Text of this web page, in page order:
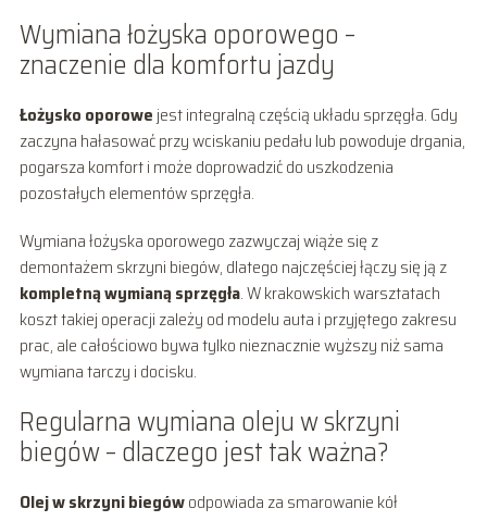
Wymiana łożyska oporowego –
znaczenie dla komfortu jazdy
Łożysko oporowe jest integralną częścią układu sprzęgła. Gdy
zaczyna hałasować przy wciskaniu pedału lub powoduje drgania,
pogarsza komfort i może doprowadzić do uszkodzenia
pozostałych elementów sprzęgła.
Wymiana łożyska oporowego zazwyczaj wiąże się z
demontażem skrzyni biegów, dlatego najczęściej łączy się ją z
kompletną wymianą sprzęgła. W krakowskich warsztatach
koszt takiej operacji zależy od modelu auta i przyjętego zakresu
prac, ale całościowo bywa tylko nieznacznie wyższy niż sama
wymiana tarczy i docisku.
Regularna wymiana oleju w skrzyni
biegów – dlaczego jest tak ważna?
Olej w skrzyni biegówodpowiada za smarowanie kół